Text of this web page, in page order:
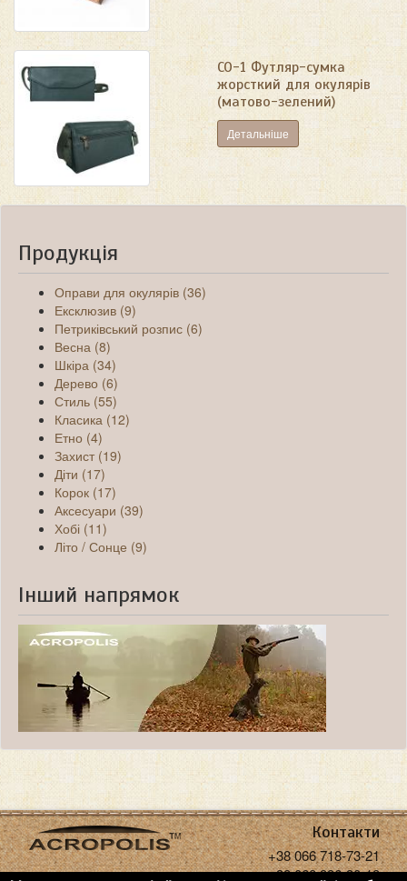
СО-1 Футляр-сумка
жорсткий для окулярів
(матово-зелений)
Детальніше
Продукція
Оправи для окулярів (36)
Ексклюзив (9)
Петриківський розпис (6)
Весна (8)
Шкіра (34)
Дерево (6)
Стиль (55)
Класика (12)
Етно (4)
Захист (19)
Діти (17)
Корок (17)
Аксесуари (39)
Хобі (11)
Літо / Сонце (9)
Інший напрямок
Контакти
+38 066 718-73-21
+38 068 936-30-18